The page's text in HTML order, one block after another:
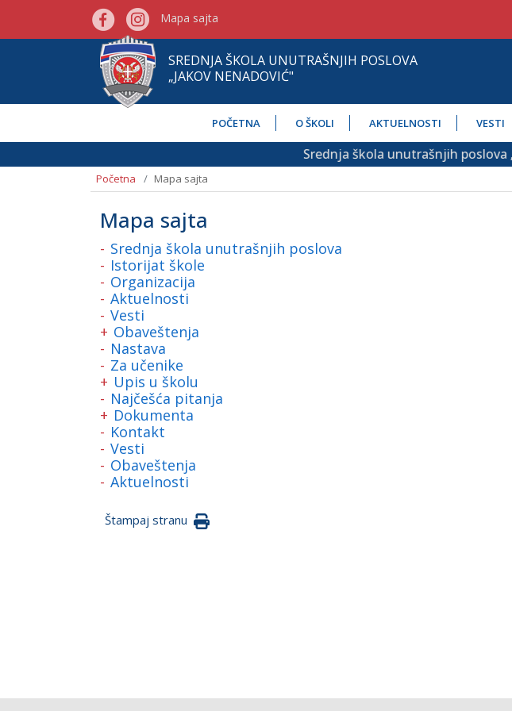
Mapa sajta
SREDNJA ŠKOLA UNUTRAŠNJIH POSLOVA
„JAKOV NENADOVIĆ"
POČETNA O ŠKOLI AKTUELNOSTI VESTI
Srednja škola unutrašnjih poslova
Početna Mapa sajta
Mapa sajta
Srednja škola unutrašnjih poslova
Istorijat škole
Organizacija
Aktuelnosti
Vesti
Obaveštenja
Nastava
Za učenike
Upis u školu
Najčešća pitanja
Dokumenta
Kontakt
Vesti
Obaveštenja
Aktuelnosti
Štampaj stranu